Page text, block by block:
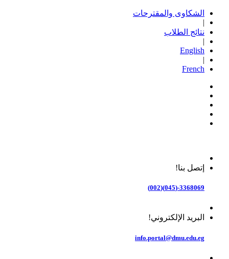
الشكاوى والمقترحات
|
نتائج الطلاب
|
English
|
French
إتصل بنا!
3368069-(045)(002)
البريد الإلكتروني!
info.portal@dmu.edu.eg